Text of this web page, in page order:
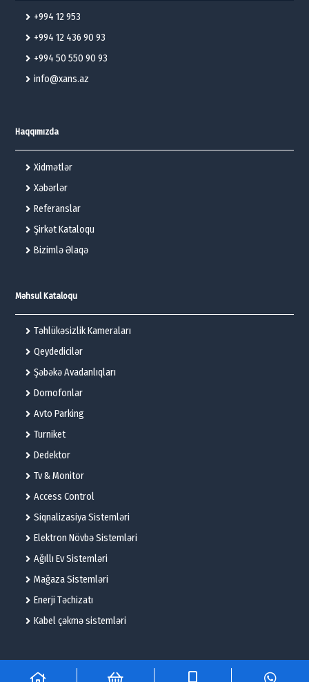
+994 12 953
+994 12 436 90 93
+994 50 550 90 93
info@xans.az
Haqqımızda
Xidmətlər
Xəbərlər
Referanslar
Şirkət Kataloqu
Bizimlə Əlaqə
Məhsul Kataloqu
Təhlükəsizlik Kameraları
Qeydedicilər
Şəbəkə Avadanlıqları
Domofonlar
Avto Parking
Turniket
Dedektor
Tv & Monitor
Access Control
Siqnalizasiya Sistemləri
Elektron Növbə Sistemləri
Ağıllı Ev Sistemləri
Mağaza Sistemləri
Enerji Təchizatı
Kabel çəkmə sistemləri
© 2025 – Flame Technologies